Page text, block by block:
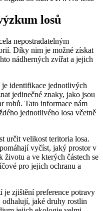
losů
nepostradatelným
Díky nim je možné získat
nádherných zvířat a jejich
identifikace jednotlivých
jedinečné znaky, jako jsou
rohů. Tato informace nám
jednotlivého losa včetně
určit velikost teritoria losa.
vyčíst, jaký prostor v
a ve kterých částech se
pro jejich ochranu a
je zjištění preference potravy
jaké druhy rostlin